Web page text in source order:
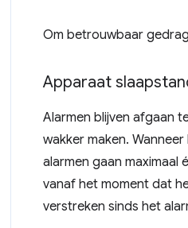
Om betrouwbaar
Apparaat
Alarmen blijven afgaan
wakker maken.
alarmen gaan
vanaf het moment dat
verstreken sinds het